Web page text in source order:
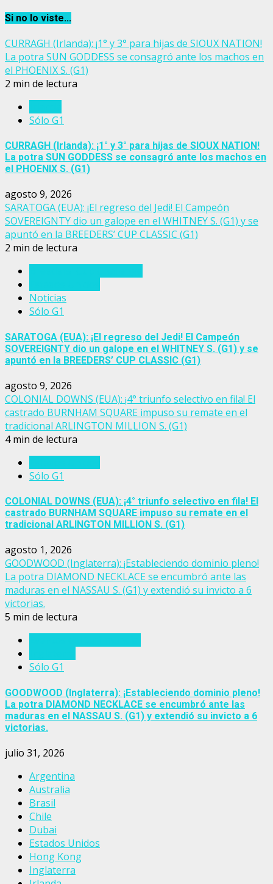
Si no lo viste...
CURRAGH (Irlanda): ¡1° y 3° para hijas de SIOUX NATION!
La potra SUN GODDESS se consagró ante los machos en
el PHOENIX S. (G1)
2 min de lectura
Sólo G1
CURRAGH (Irlanda): ¡1° y 3° para hijas de SIOUX NATION!
La potra SUN GODDESS se consagró ante los machos en
el PHOENIX S. (G1)
agosto 9, 2026
SARATOGA (EUA): ¡El regreso del Jedi! El Campeón
SOVEREIGNTY dio un galope en el WHITNEY S. (G1) y se
apuntó en la BREEDERS’ CUP CLASSIC (G1)
2 min de lectura
Noticias
Sólo G1
SARATOGA (EUA): ¡El regreso del Jedi! El Campeón
SOVEREIGNTY dio un galope en el WHITNEY S. (G1) y se
apuntó en la BREEDERS’ CUP CLASSIC (G1)
agosto 9, 2026
COLONIAL DOWNS (EUA): ¡4° triunfo selectivo en fila! El
castrado BURNHAM SQUARE impuso su remate en el
tradicional ARLINGTON MILLION S. (G1)
4 min de lectura
Sólo G1
COLONIAL DOWNS (EUA): ¡4° triunfo selectivo en fila! El
castrado BURNHAM SQUARE impuso su remate en el
tradicional ARLINGTON MILLION S. (G1)
agosto 1, 2026
GOODWOOD (Inglaterra): ¡Estableciendo dominio pleno!
La potra DIAMOND NECKLACE se encumbró ante las
maduras en el NASSAU S. (G1) y extendió su invicto a 6
victorias.
5 min de lectura
Sólo G1
GOODWOOD (Inglaterra): ¡Estableciendo dominio pleno!
La potra DIAMOND NECKLACE se encumbró ante las
maduras en el NASSAU S. (G1) y extendió su invicto a 6
victorias.
julio 31, 2026
Argentina
Australia
Brasil
Chile
Dubai
Estados Unidos
Hong Kong
Inglaterra